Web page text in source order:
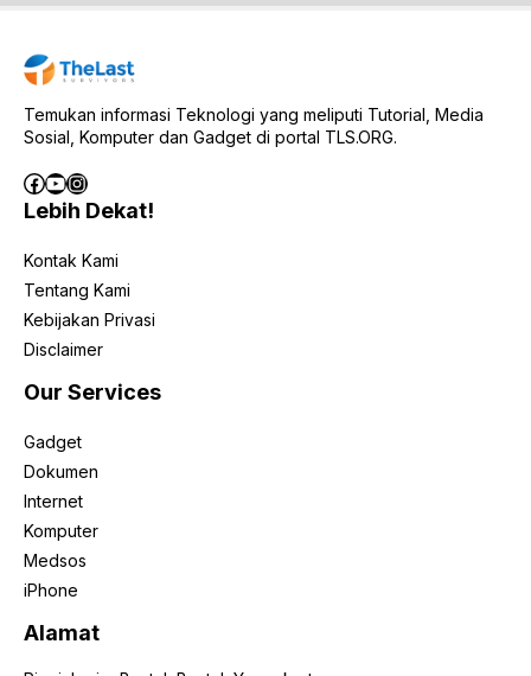
Temukan informasi Teknologi yang meliputi Tutorial, Media
Sosial, Komputer dan Gadget di portal TLS.ORG.
Facebook
YouTube
Instagram
Lebih Dekat!
Kontak Kami
Tentang Kami
Kebijakan Privasi
Disclaimer
Our Services
Gadget
Dokumen
Internet
Komputer
Medsos
iPhone
Alamat